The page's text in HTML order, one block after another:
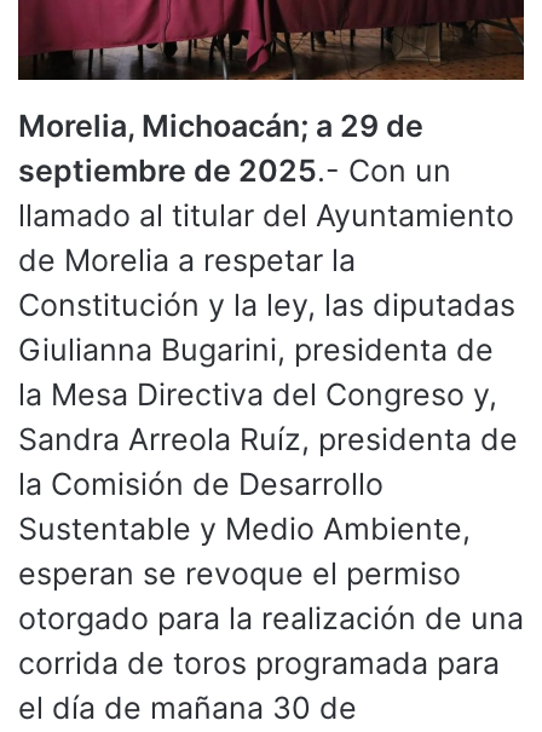
Morelia, Michoacán; a 29 de
septiembre de 2025.- Con un
llamado al titular del Ayuntamiento
de Morelia a respetar la
Constitución y la ley, las diputadas
Giulianna Bugarini, presidenta de
la Mesa Directiva del Congreso y,
Sandra Arreola Ruíz, presidenta de
la Comisión de Desarrollo
Sustentable y Medio Ambiente,
esperan se revoque el permiso
otorgado para la realización de una
corrida de toros programada para
el día de mañana 30 de